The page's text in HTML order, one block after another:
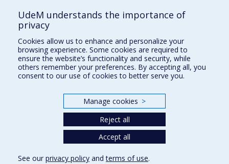
Who does what?
Find us
Site map
Accessibility
UdeM understands the importance of
privacy
Cookies allow us to enhance and personalize your
browsing experience. Some cookies are required to
ensure the website’s functionality and security, while
others remember your preferences. By accepting all, you
consent to our use of cookies to better serve you.
Manage cookies >
Reject all
Accept all
See our privacy policy andterms of use.